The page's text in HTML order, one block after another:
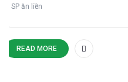
SP ăn liền
READ MORE